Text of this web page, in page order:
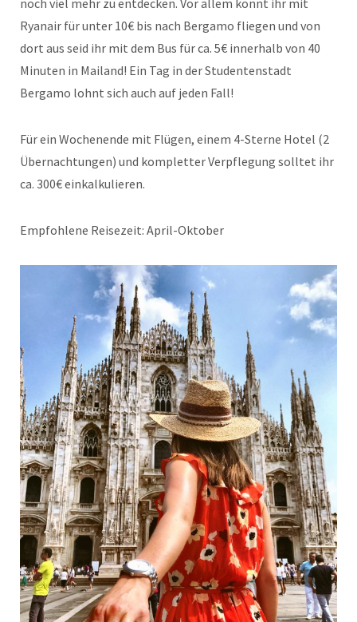
noch viel mehr zu entdecken. Vor allem könnt ihr mit
Ryanair für unter 10€ bis nach Bergamo fliegen und von
dort aus seid ihr mit dem Bus für ca. 5€ innerhalb von 40
Minuten in Mailand! Ein Tag in der Studentenstadt
Bergamo lohnt sich auch auf jeden Fall!
Für ein Wochenende mit Flügen, einem 4-Sterne Hotel (2
Übernachtungen) und kompletter Verpflegung solltet ihr
ca. 300€ einkalkulieren.
Empfohlene Reisezeit: April-Oktober